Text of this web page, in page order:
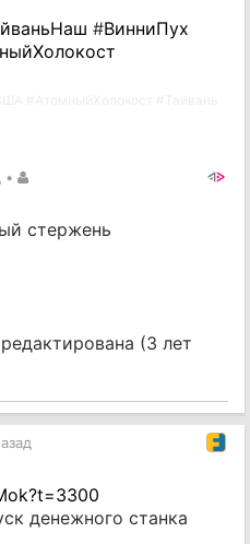
#ВинниПух
•
стержень
(3 лет
денежного станка